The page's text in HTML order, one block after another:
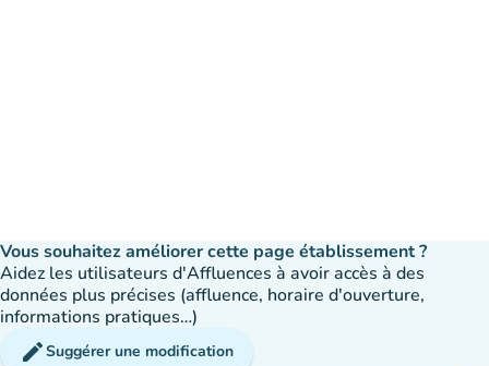
Vous souhaitez améliorer cette page établissement ?
Aidez les utilisateurs d'Affluences à avoir accès à des
données plus précises (affluence, horaire d'ouverture,
informations pratiques…)
editSuggérer une modification